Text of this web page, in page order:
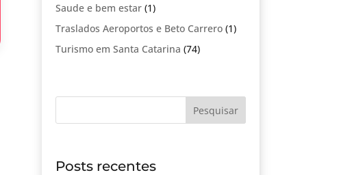
Saude e bem estar(1)
Traslados Aeroportos e Beto Carrero(1)
Turismo em Santa Catarina (74)
Posts recentes